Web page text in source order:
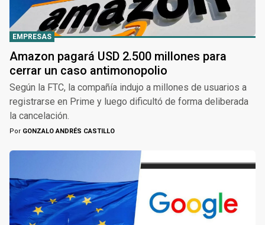
EMPRESAS
Amazon pagará USD 2.500 millones para
cerrar un caso antimonopolio
Según la FTC, la compañía indujo a millones de usuarios a
registrarse en Prime y luego dificultó de forma deliberada
la cancelación.
Por GONZALO ANDRÉS CASTILLO